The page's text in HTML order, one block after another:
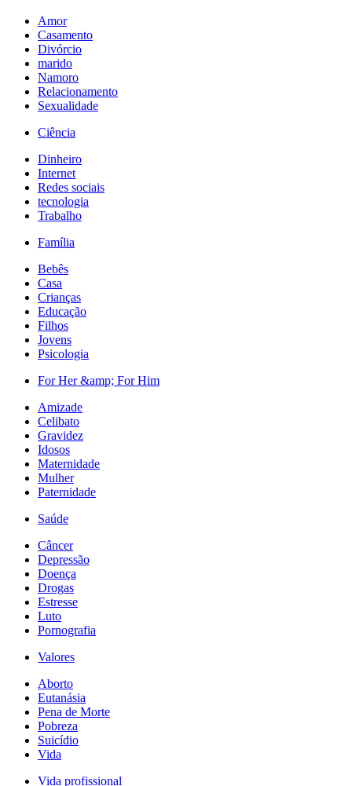
Amor
Casamento
Divórcio
marido
Namoro
Relacionamento
Sexualidade
Ciência
Dinheiro
Internet
Redes sociais
tecnologia
Trabalho
Família
Bebês
Casa
Crianças
Educação
Filhos
Jovens
Psicologia
For Her &amp; For Him
Amizade
Celibato
Gravidez
Idosos
Maternidade
Mulher
Paternidade
Saúde
Câncer
Depressão
Doença
Drogas
Estresse
Luto
Pornografia
Valores
Aborto
Eutanásia
Pena de Morte
Pobreza
Suicídio
Vida
Vida profissional